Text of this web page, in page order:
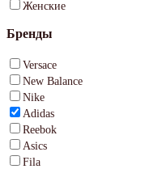
Женские
Бренды
Versace
New Balance
Nike
Adidas
Reebok
Asics
Fila